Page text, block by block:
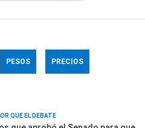
PESOS PRECIOS
QUÉ EL DEBATE